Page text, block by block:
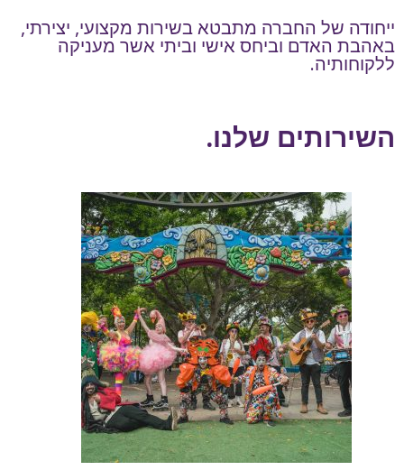
ייחודה של החברה מתבטא בשירות מקצועי, יצירתי,
באהבת האדם וביחס אישי וביתי אשר מעניקה
ללקוחותיה.
השירותים שלנו.